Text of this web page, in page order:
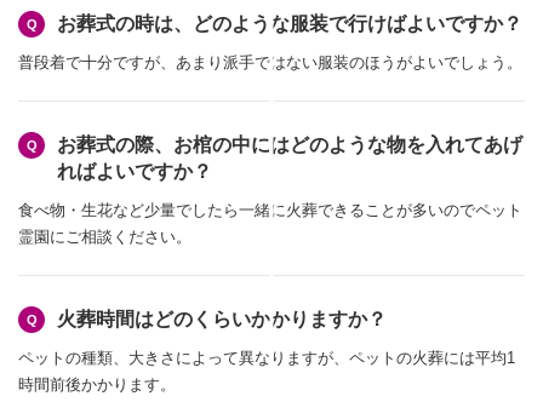
お葬式の時は、どのような服装で行けばよいですか？
普段着で十分ですが、あまり派手ではない服装のほうがよいでしょう。
お葬式の際、お棺の中にはどのような物を入れてあげ
ればよいですか？
食べ物・生花など少量でしたら一緒に火葬できることが多いのでペット
霊園にご相談ください。
火葬時間はどのくらいかかりますか？
ペットの種類、大きさによって異なりますが、ペットの火葬には平均1
時間前後かかります。